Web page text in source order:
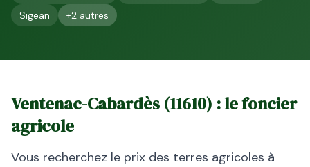
Sigean
+2 autres
Ventenac-Cabardès (11610) : le foncier
agricole
Vous recherchez le prix des terres agricoles à